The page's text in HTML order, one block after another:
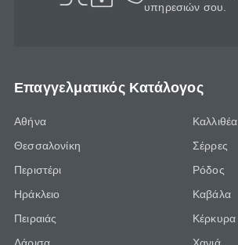
υπηρεσιών σου.
Επαγγελματικός Κατάλογος
Αθήνα
Θεσσαλονίκη
Περιστέρι
Ηράκλειο
Πειραιάς
Καλλιθέα
Σέρρες
Ρόδος
Καβάλα
Κέρκυρα